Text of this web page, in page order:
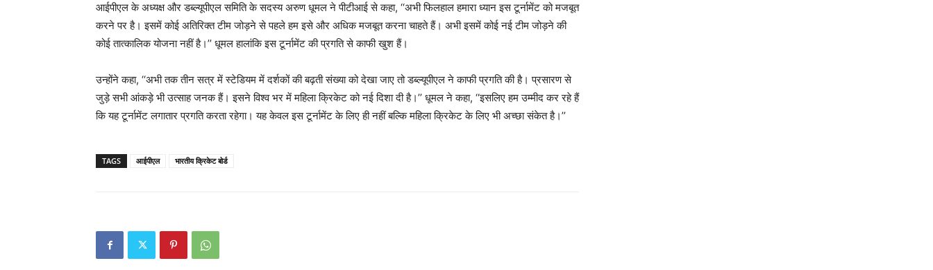
आईपीएल के अध्यक्ष और डब्ल्यूपीएल समिति के सदस्य अरुण धूमल ने पीटीआई से कहा, ‘‘अभी फिलहाल हमारा ध्यान इस टूर्नामेंट को मजबूत
करने पर है। इसमें कोई अतिरिक्त टीम जोड़ने से पहले हम इसे और अधिक मजबूत करना चाहते हैं। अभी इसमें कोई नई टीम जोड़ने की
कोई तात्कालिक योजना नहीं है।’’ धूमल हालांकि इस टूर्नामेंट की प्रगति से काफी खुश हैं।
उन्होंने कहा, ‘‘अभी तक तीन सत्र में स्टेडियम में दर्शकों की बढ़ती संख्या को देखा जाए तो डब्ल्यूपीएल ने काफी प्रगति की है। प्रसारण से
जुड़े सभी आंकड़े भी उत्साह जनक हैं। इसने विश्व भर में महिला क्रिकेट को नई दिशा दी है।’’ धूमल ने कहा, ‘‘इसलिए हम उम्मीद कर रहे हैं
कि यह टूर्नामेंट लगातार प्रगति करता रहेगा। यह केवल इस टूर्नामेंट के लिए ही नहीं बल्कि महिला क्रिकेट के लिए भी अच्छा संकेत है।’’
TAGS आईपीएल भारतीय क्रिकेट बोर्ड